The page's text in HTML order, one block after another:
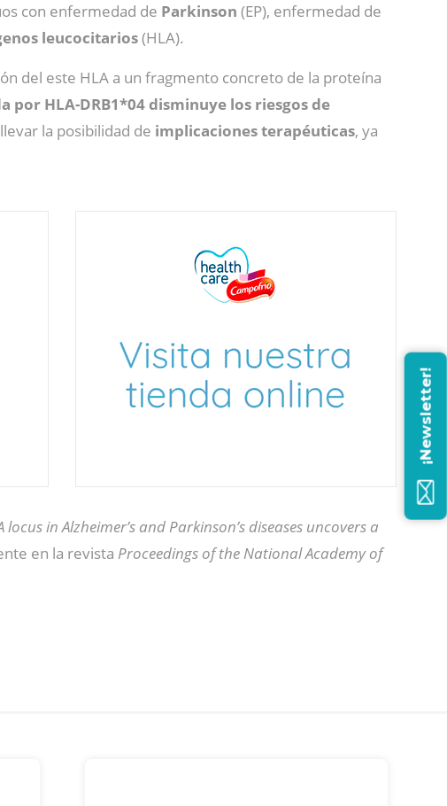
con enfermedad de Parkinson (EP), enfermedad de
leucocitarios(HLA).
del este HLA a un fragmento concreto de la proteína
HLA-DRB1*04 disminuye los riesgos de
la posibilidad de implicaciones terapéuticas, ya
in Alzheimer’s and Parkinson’s diseases uncovers a
en la revista Proceedings of the National Academy of
¡Newsletter!